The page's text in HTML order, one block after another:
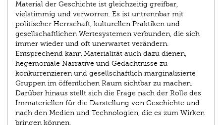
Material der Geschichte ist gleichzeitig greifbar,
vielstimmig und verworren. Es ist untrennbar mit
politischer Herrschaft, kulturellen Praktiken und
gesellschaftlichen Wertesystemen verbunden, die sich
immer wieder und oft unerwartet verändern.
Entsprechend kann Materialität auch dazu dienen,
hegemoniale Narrative und Gedächtnisse zu
konkurrenzieren und gesellschaftlich marginalisierte
Gruppen im öffentlichen Raum sichtbar zu machen.
Darüber hinaus stellt sich die Frage nach der Rolle des
Immateriellen für die Darstellung von Geschichte und
nach den Medien und Technologien, die es zum Wirken
bringen können.